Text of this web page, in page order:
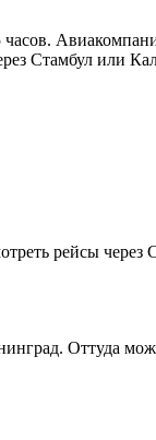
Стамбул или
рейсы через
Оттуда